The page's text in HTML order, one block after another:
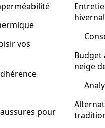
vos
pour
Budget
neige